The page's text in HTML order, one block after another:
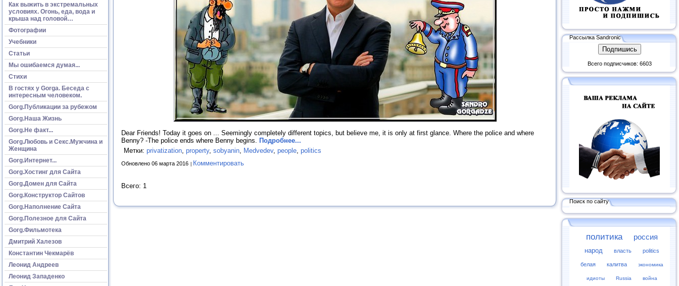
Как выжить в экстремальных
условиях. Огонь, еда, вода и
крыша над головой…
Фотографии
Учебники
Статьи
Мы ошибаемся думая...
Стихи
В гостях у Gorga. Беседа с
интересным человеком.
Gorg.Публикации за рубежом
Gorg.Наша Жизнь
Gorg.Не факт...
Gorg.Любовь и Секс.Мужчина и
Женщина
Gorg.Интернет...
Gorg.Хостинг для Сайта
Gorg.Домен для Сайта
Gorg.Конструктор Сайтов
Gorg.Наполнение Сайта
Gorg.Полезное для Сайта
Gorg.Фильмотека
Дмитрий Халезов
Константин Чекмарёв
Леонид Андреев
Леонид Западенко
Dear Friends! Today it goes on ... Seemingly completely different topics, but believe me, it is only at first glance. Where the police and where
Benny? -The police ends where Benny begins. Подробнее...
Метки: privatization, property, sobyanin, Medvedev, people, politics
Обновлено 06 марта 2016 Комментировать
Всего: 1
Рассылка Sandronic
Всего подписчиков: 6603
Поиск по сайту
политика россия
народ власть politics
белая калитва экономика
идиоты Russia война